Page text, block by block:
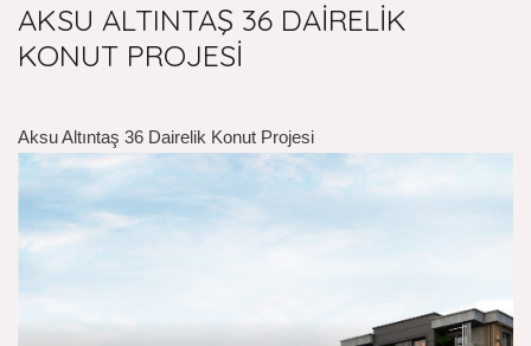
AKSU ALTINTAŞ 36 DAİRELİK
KONUT PROJESİ
Aksu Altıntaş 36 Dairelik Konut Projesi